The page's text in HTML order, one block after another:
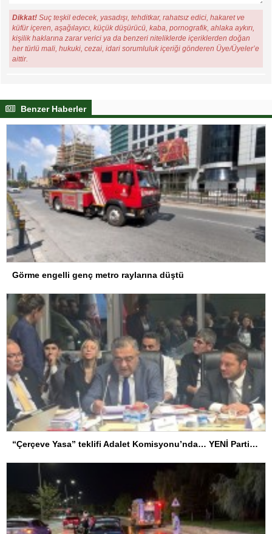
Dikkat! Suç teşkil edecek, yasadışı, tehditkar, rahatsız edici, hakaret ve
küfür içeren, aşağılayıcı, küçük düşürücü, kaba, pornografik, ahlaka aykırı,
kişilik haklarına zarar verici ya da benzeri niteliklerde içeriklerden doğan
her türlü mali, hukuki, cezai, idari sorumluluk içeriği gönderen Üye/Üyeler’e
aittir.
Benzer Haberler
Görme engelli genç metro raylarına düştü
“Çerçeve Yasa” teklifi Adalet Komisyonu’nda… YENİ Partili Tanrıkulu: Bir insana ‘Silahını bırak, ülkene dön, siyasal ve toplumsal hayata katıl’ diyorsanız, o insan kapıdan içeri girdiğinde başına ne geleceğini bilmelidir